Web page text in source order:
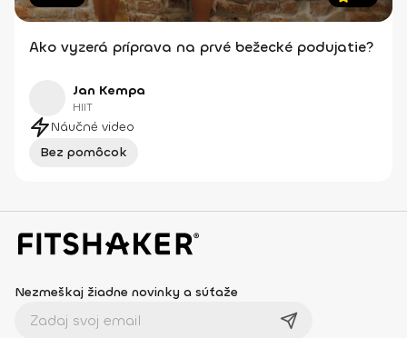
Ako vyzerá príprava na prvé bežecké podujatie?
Jan Kempa
HIIT
Náučné video
Bez pomôcok
Nezmeškaj žiadne novinky a súťaže